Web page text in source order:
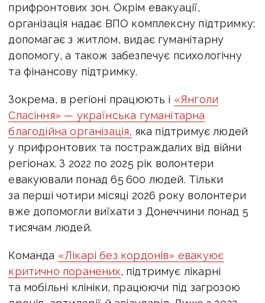
прифронтових зон. Окрім евакуації,
організація надає ВПО комплексну підтримку:
допомагає з житлом, видає гуманітарну
допомогу, а також забезпечує психологічну
та фінансову підтримку.
Зокрема, в регіоні працюють і «Янголи
Спасіння» — українська гуманітарна
благодійна організація, яка підтримує людей
у прифронтових та постраждалих від війни
регіонах.З 2022 по 2025 рік волонтери
евакуювали понад 65 600 людей. Тільки
за перші чотири місяці 2026 року волонтери
вже допомогли виїхати з Донеччини понад 5
тисячам людей.
Команда «Лікарі без кордонів» евакуює
критично поранених, підтримує лікарні
та мобільні клініки, працюючи під загрозою